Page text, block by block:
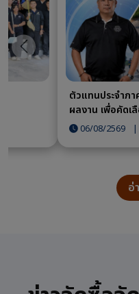
ก่อนหน้า
ตัวแทนประจำภา
ผลงาน เพื่อคัดเ
ทางหลวงดีเด่น ป
06/08/2569 |
อ่